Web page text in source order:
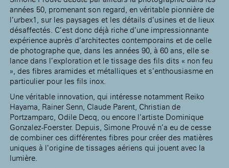
années 50, promenant son regard, en véritable pionnière de
l’urbex1, sur les paysages et les détails d’usines et de lieux
désaffectés. C’est donc déjà riche d’une impressionnante
expérience auprès d’architectes contemporains et de celle
de photographe que, dans les années 90, à 60 ans, elle se
lance dans l’exploration et le tissage des fils dits « non feu
», des fibres aramides et métalliques et s’enthousiasme en
particulier pour les fils inox.
Une véritable innovation, qui intéresse notamment Reiko
Hayama, Rainer Senn, Claude Parent, Christian de
Portzamparc, Odile Decq, ou encore l’artiste Dominique
Gonzalez-Foerster. Depuis, Simone Prouvé n’a eu de cesse
de combiner ces différentes fibres pour créer des matières
uniques à l’origine de tissages aériens qui jouent avec la
lumière.